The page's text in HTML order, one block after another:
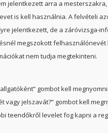
jelentkezett arra a
is kell használnia. A felvételi
jelentkezett, de a záróvizsga-
megszokott
nem tudja megtekinteni.
gombot kell
jelszavát?” gombot kell
teendőkről levelet fog kapni a